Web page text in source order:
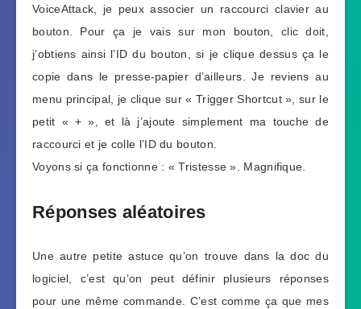
VoiceAttack, je peux associer un raccourci clavier au
bouton. Pour ça je vais sur mon bouton, clic doit,
j’obtiens ainsi l’ID du bouton, si je clique dessus ça le
copie dans le presse-papier d’ailleurs. Je reviens au
menu principal, je clique sur « Trigger Shortcut », sur le
petit « + », et là j’ajoute simplement ma touche de
raccourci et je colle l’ID du bouton.
Voyons si ça fonctionne : « Tristesse ». Magnifique.
Réponses aléatoires
Une autre petite astuce qu’on trouve dans la doc du
logiciel, c’est qu’on peut définir plusieurs réponses
pour une même commande. C’est comme ça que mes